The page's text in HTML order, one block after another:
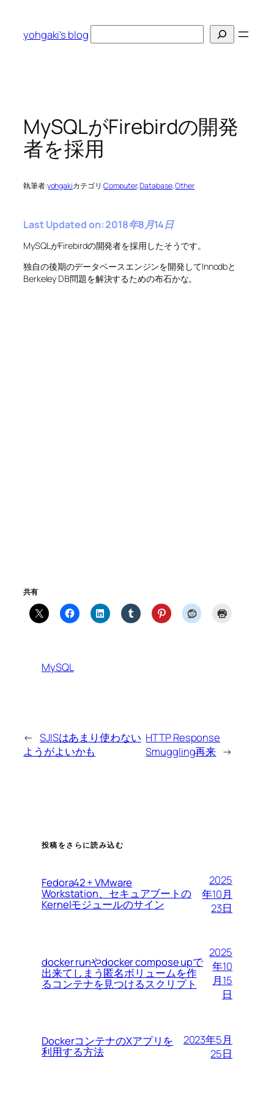
yohgaki's blog
索
MySQLがFirebirdの開発
者を採用
執筆者:yohgakiカテゴリ:Computer, Database, Other
Last Updated on: 2018年8月14日
MySQLがFirebirdの開発者を採用したそうです。
独自の後期のデータベースエンジンを開発してInnodbと
Berkeley DB問題を解決するための布石かな。
共有
MySQL
← SJISはあまり使わない
ようがよいかも
HTTP Response
Smuggling再来 →
投稿をさらに読み込む
Fedora42 + VMware
Workstation、セキュアブートの
Kernelモジュールのサイン
2025
年10月
23日
docker runやdocker compose upで
出来てしまう匿名ボリュームを作
るコンテナを見つけるスクリプト
2025
年10
月15
日
DockerコンテナのXアプリを
利用する方法
2023年5月
25日